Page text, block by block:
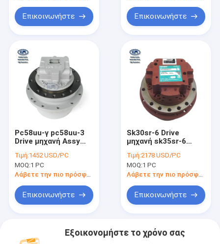
Επικοινωνήστε Επικοινωνήστε
Pc58uu-γ pc58uu-3
Drive μηχανή Assy
Exacavator
Τιμή:1452 USD/PC
MOQ:1 PC
Λάβετε την πιο πρόσφατη τιμή
Επικοινωνήστε
Sk30sr-6 Drive
μηχανή sk35sr-6
μέρη Kobelco
κατασκευής
μηχανημάτων
Τιμή:2178 USD/PC
MOQ:1 PC
Λάβετε την πιο πρόσφατη τιμή
Επικοινωνήστε
Εξοικονομήστε το χρόνο σας